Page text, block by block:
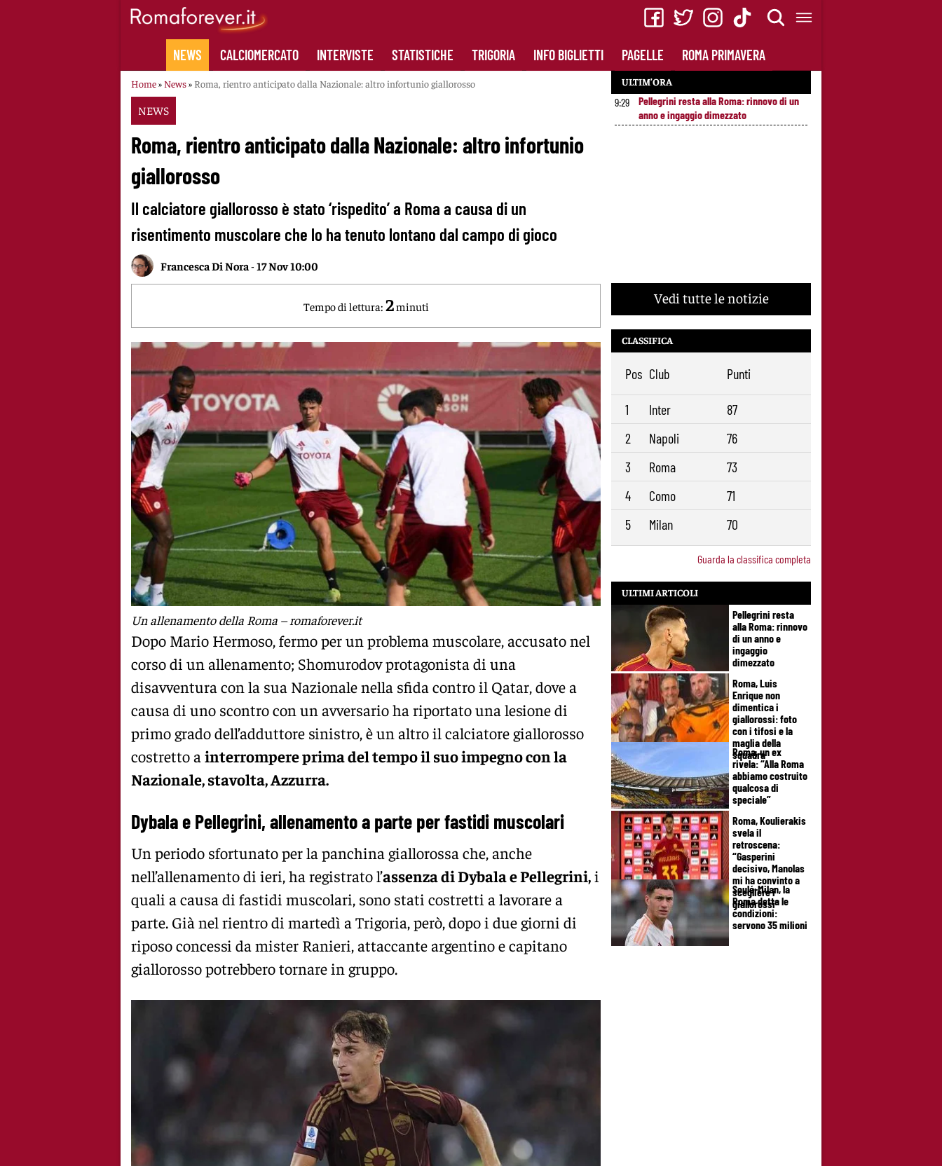
NEWS CALCIOMERCATO INTERVISTE STATISTICHE TRIGORIA INFO BIGLIETTI PAGELLE ROMA PRIMAVERA
Home» News» Roma, rientro anticipato dalla Nazionale: altro infortunio giallorosso
NEWS
Roma, rientro anticipato dalla Nazionale: altro infortunio
giallorosso
Il calciatore giallorosso è stato ‘rispedito’ a Roma a causa di un
risentimento muscolare che lo ha tenuto lontano dal campo di gioco
Francesca Di Nora -17 Nov 10:00
Tempo di lettura: 2minuti
Un allenamento della Roma – romaforever.it
Dopo Mario Hermoso, fermo per un problema muscolare, accusato nel
corso di un allenamento; Shomurodov protagonista di una
disavventura con la sua Nazionale nella sfida contro il Qatar, dove a
causa di uno scontro con un avversario ha riportato una lesione di
primo grado dell’adduttore sinistro, è un altro il calciatore giallorosso
costretto a interrompere prima del tempo il suo impegno con la
Nazionale, stavolta, Azzurra.
Dybala e Pellegrini, allenamento a parte per fastidi muscolari
Un periodo sfortunato per la panchina giallorossa che, anche
nell’allenamento di ieri, ha registrato l’assenza di Dybala e Pellegrini,i
quali a causa di fastidi muscolari, sono stati costretti a lavorare a
parte. Già nel rientro di martedì a Trigoria, però, dopo i due giorni di
riposo concessi da mister Ranieri, attaccante argentino e capitano
giallorosso potrebbero tornare in gruppo.
ULTIM’ORA
9:29
Pellegrini resta alla Roma: rinnovo di un
anno e ingaggio dimezzato
Vedi tutte le notizie
CLASSIFICA
Pos Club Punti
1 Inter
87
2
Napoli
76
3
Roma
73
4
Como
71
5
Milan 70
Guarda la classifica completa
ULTIMI ARTICOLI
Pellegrini resta
alla Roma: rinnovo
di un anno e
ingaggio
dimezzato
Roma, Luis
Enrique non
dimentica i
giallorossi: foto
con i tifosi e la
maglia della
squadra
Roma, un ex
rivela: “Alla Roma
abbiamo costruito
qualcosa di
speciale”
Roma, Koulierakis
svela il
retroscena:
“Gasperini
decisivo, Manolas
mi ha convinto a
scegliere i
giallorossi”
Soulé-Milan, la
Roma detta le
condizioni:
servono 35 milioni